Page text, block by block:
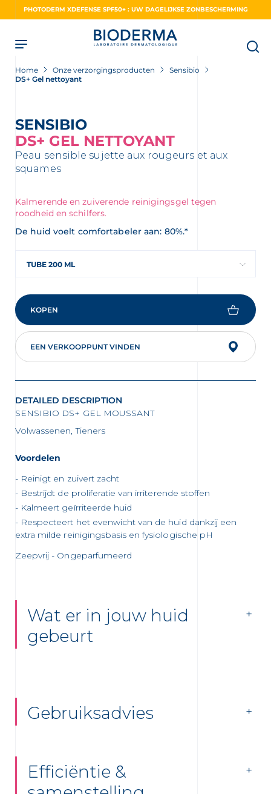
PHOTODERM XDEFENSE SPF50+ : UW DAGELIJKSE ZONBESCHERMING
de bescherming van jouw persoonlijke
wij jou naar ons
privacybeleid
Home Onze verzorgingsproducten
Sensibio
DS+ Gel nettoyant
SENSIBIO
DS+ GEL NETTOYANT
Peau sensible sujette aux rougeurs et aux
squames
Kalmerende en zuiverende reinigingsgel tegen
roodheid en schilfers.
De huid voelt comfortabeler aan: 80%.*
TUBE 200 ML
KOPEN
EEN VERKOOPPUNT VINDEN
DETAILED DESCRIPTION
SENSIBIO DS+ GEL MOUSSANT
Volwassenen, Tieners
Voordelen
Reinigt en zuivert zacht
Bestrijdt de proliferatie van irriterende stoffen
Kalmeert geïrriteerde huid
Respecteert het evenwicht van de huid dankzij een
extra milde reinigingsbasis en fysiologische pH
Zeepvrij - Ongeparfumeerd
Wat er in jouw huid
gebeurt
Gebruiksadvies
Efficiëntie &